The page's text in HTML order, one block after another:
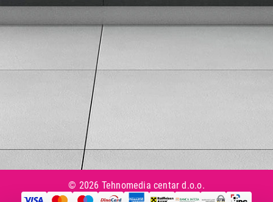
Korisnički servis
Reklamacije i servis
Pratite nas na društvenim mrežama
© 2026 Tehnomedia centar d.o.o.